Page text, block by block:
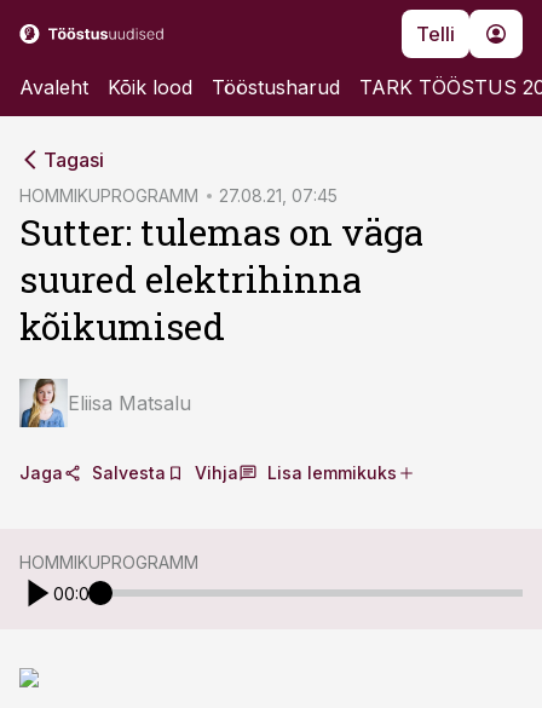
Telli
Avaleht Kõik lood Tööstusharud TARK TÖÖSTUS
Tagasi
HOMMIKUPROGRAMM 27.08.21, 07:45
Sutter: tulemas on väga
suured elektrihinna
kõikumised
Eliisa Matsalu
Jaga Salvesta Vihja Lisa lemmikuks
HOMMIKUPROGRAMM
00:00